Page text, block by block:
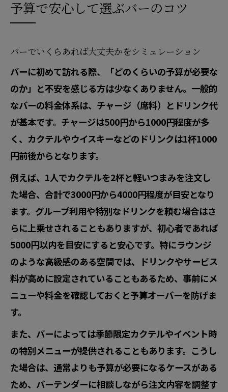
予算で安心して選ぶバーのコツ
バーでいくらあれば大丈夫かをシミュレーション
バーに初めて訪れる際、「どのくらいの予算が必要な
のか」と不安を感じる方は少なくありません。一般的
なバーの料金体系は、チャージ（席料）とドリンク代
が基本です。チャージは500円から1000円程度が多
く、カクテルやウイスキーなどのドリンクは1杯1000
円前後からとなります。
例えば、1人でカクテルを2杯と軽いつまみを注文し
た場合、合計で3000円から4000円程度が目安となり
ます。グループ利用や特別なドリンクを頼む場合はさ
らに上乗せされることもありますが、初心者であれば
5000円以内を目安にすると安心です。特にラウンジ
のような高級感のある空間では、ドリンクやサービス
料が高めに設定されていることもあるため、事前にメ
ニューや料金を確認しておくと予算オーバーを防げま
す。
また、バーによっては季節限定カクテルやイベント時
の特別メニューが提供されることもあります。こうし
た場合は、通常よりも予算が必要になるケースがある
ため、バーテンダーに相談しながら注文内容を調整す